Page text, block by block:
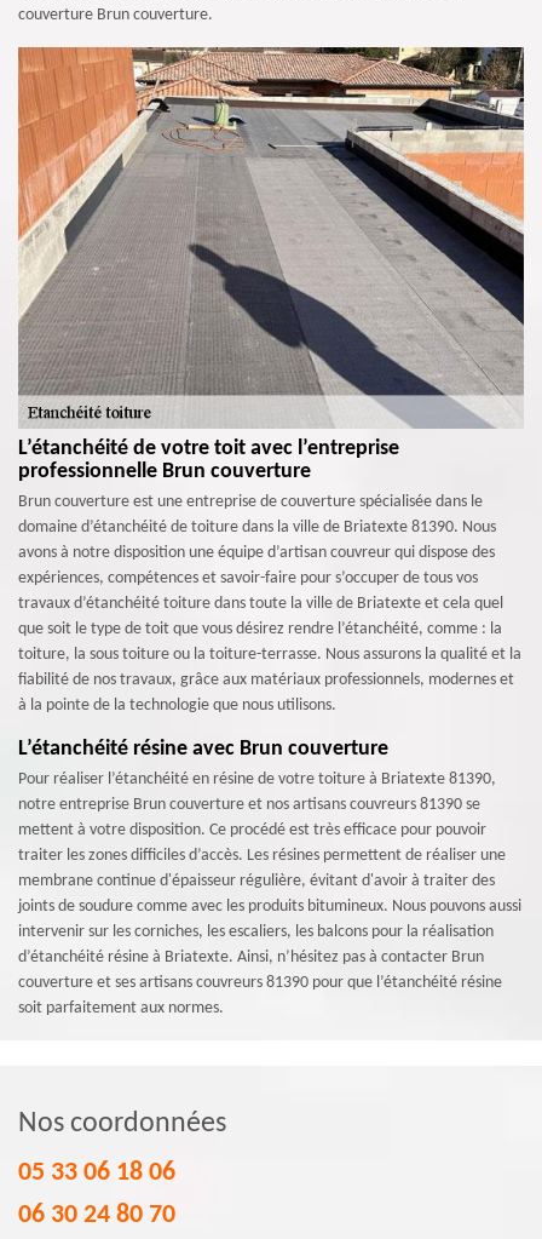
couverture Brun couverture.
L’étanchéité de votre toit avec l’entreprise
professionnelle Brun couverture
Brun couverture est une entreprise de couverture spécialisée dans le
domaine d’étanchéité de toiture dans la ville de Briatexte 81390. Nous
avons à notre disposition une équipe d’artisan couvreur qui dispose des
expériences, compétences et savoir-faire pour s’occuper de tous vos
travaux d’étanchéité toiture dans toute la ville de Briatexte et cela quel
que soit le type de toit que vous désirez rendre l’étanchéité, comme : la
toiture, la sous toiture ou la toiture-terrasse. Nous assurons la qualité et la
fiabilité de nos travaux, grâce aux matériaux professionnels, modernes et
à la pointe de la technologie que nous utilisons.
L’étanchéité résine avec Brun couverture
Pour réaliser l’étanchéité en résine de votre toiture à Briatexte 81390,
notre entreprise Brun couverture et nos artisans couvreurs 81390 se
mettent à votre disposition. Ce procédé est très efficace pour pouvoir
traiter les zones difficiles d’accès. Les résines permettent de réaliser une
membrane continue d'épaisseur régulière, évitant d'avoir à traiter des
joints de soudure comme avec les produits bitumineux. Nous pouvons aussi
intervenir sur les corniches, les escaliers, les balcons pour la réalisation
d’étanchéité résine à Briatexte. Ainsi, n’hésitez pas à contacter Brun
couverture et ses artisans couvreurs 81390 pour que l’étanchéité résine
soit parfaitement aux normes.
Nos coordonnées
05 33 06 18 06
06 30 24 80 70